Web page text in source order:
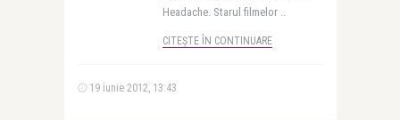
Headache. Starul filmelor ..
CITEȘTE ÎN CONTINUARE
19 iunie 2012, 13:43